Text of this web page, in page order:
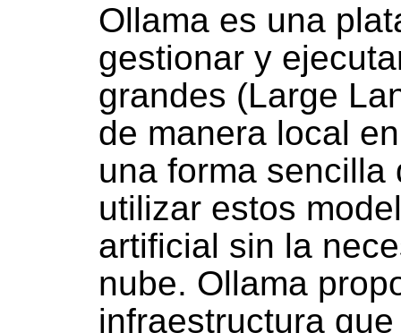
Ollama es una
gestionar y
grandes (Large
de manera local
una forma sencilla
utilizar estos
artificial sin la
nube. Ollama
infraestructura